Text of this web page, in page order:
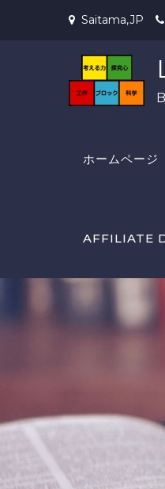
Saitama,JP
ホームページ
AFFILIATE